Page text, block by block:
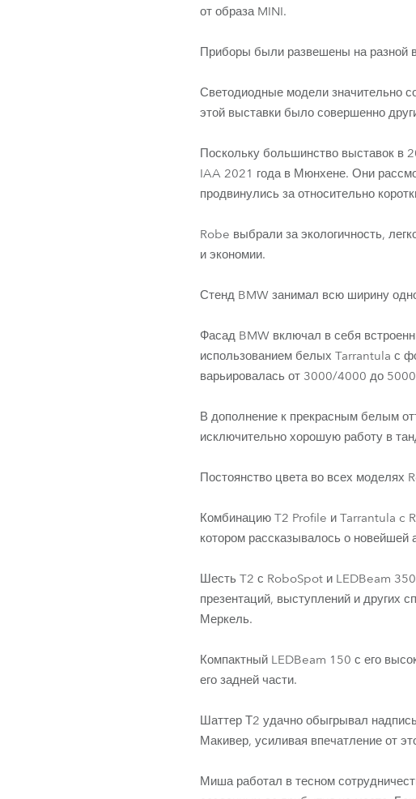
от образа MINI.
Приборы были развешены на разной
Светодиодные модели значительно
этой выставки было совершенно
Поскольку большинство выставок в
IAA 2021 года в Мюнхене. Они
продвинулись за относительно
Robe выбрали за экологичность,
и экономии.
Стенд BMW занимал всю ширину
Фасад BMW включал в себя
использованием белых Tarrantula с
варьировалась от 3000/4000 до
В дополнение к прекрасным белым
исключительно хорошую работу в
Постоянство цвета во всех моделях
Комбинацию T2 Profile и Tarrantula c
котором рассказывалось о новейшей
Шесть T2 с RoboSpot и LEDBeam
презентаций, выступлений и других
Меркель.
Компактный LEDBeam 150 с его
его задней части.
Шаттер Т2 удачно обыгрывал
Макивер, усиливая впечатление от
Миша работал в тесном